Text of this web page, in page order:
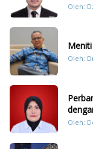
Oleh:
Oleh:
Oleh: